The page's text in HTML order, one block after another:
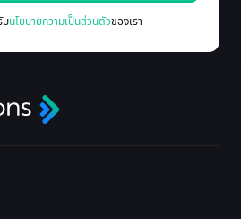
บนโยบายความเป็นส่วนตัวของเรา